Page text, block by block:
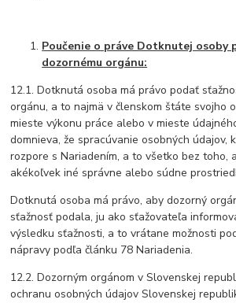
Poučenie o práve Dotknutej osoby
dozornému orgánu:
12.1. Dotknutá osoba má právo podať
orgánu, a to najmä v členskom štáte svojho
mieste výkonu práce alebo v mieste
domnieva, že spracúvanie osobných údajov,
rozpore s Nariadením, a to všetko bez toho,
akékoľvek iné správne alebo súdne
Dotknutá osoba má právo, aby dozorný
sťažnosť podala, ju ako sťažovateľa
výsledku sťažnosti, a to vrátane možnosti
nápravy podľa článku 78 Nariadenia.
12.2. Dozorným orgánom v Slovenskej
ochranu osobných údajov Slovenskej